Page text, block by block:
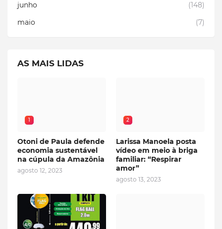
junho
(148)
maio
(7)
AS MAIS LIDAS
1
Otoni de Paula defende
economia sustentável
na cúpula da Amazônia
agosto 12, 2023
2
Larissa Manoela posta
vídeo em meio à briga
familiar: “Respirar
amor”
agosto 13, 2023